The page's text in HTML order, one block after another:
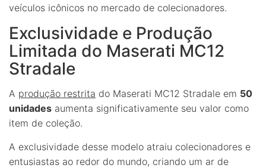
veículos icônicos no mercado de colecionadores.
Exclusividade e Produção
Limitada do Maserati MC12
Stradale
A produção restrita do Maserati MC12 Stradale em 50
unidades aumenta significativamente seu valor como
item de coleção.
A exclusividade desse modelo atraiu colecionadores e
entusiastas ao redor do mundo, criando um ar de